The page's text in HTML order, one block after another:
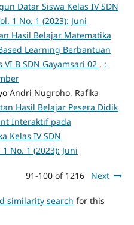
Datar Siswa Kelas IV SDN
1 No. 1 (2023): Juni
Hasil Belajar Matematika
Learning Berbantuan
B SDN Gayamsari 02 , :
Andri Nugroho, Rafika
Hasil Belajar Pesera Didik
Interaktif pada
Kelas IV SDN
1 No. 1 (2023): Juni
91-100 of 1216 Next
similarity search for this